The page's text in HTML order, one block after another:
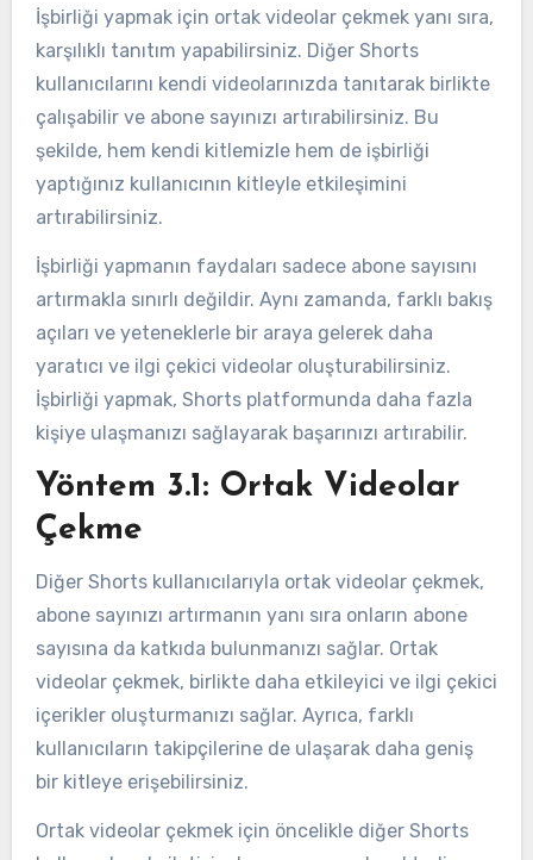
İşbirliği yapmak için ortak videolar çekmek yanı sıra,
karşılıklı tanıtım yapabilirsiniz. Diğer Shorts
kullanıcılarını kendi videolarınızda tanıtarak birlikte
çalışabilir ve abone sayınızı artırabilirsiniz. Bu
şekilde, hem kendi kitlemizle hem de işbirliği
yaptığınız kullanıcının kitleyle etkileşimini
artırabilirsiniz.
İşbirliği yapmanın faydaları sadece abone sayısını
artırmakla sınırlı değildir. Aynı zamanda, farklı bakış
açıları ve yeteneklerle bir araya gelerek daha
yaratıcı ve ilgi çekici videolar oluşturabilirsiniz.
İşbirliği yapmak, Shorts platformunda daha fazla
kişiye ulaşmanızı sağlayarak başarınızı artırabilir.
Yöntem 3.1: Ortak Videolar
Çekme
Diğer Shorts kullanıcılarıyla ortak videolar çekmek,
abone sayınızı artırmanın yanı sıra onların abone
sayısına da katkıda bulunmanızı sağlar. Ortak
videolar çekmek, birlikte daha etkileyici ve ilgi çekici
içerikler oluşturmanızı sağlar. Ayrıca, farklı
kullanıcıların takipçilerine de ulaşarak daha geniş
bir kitleye erişebilirsiniz.
Ortak videolar çekmek için öncelikle diğer Shorts